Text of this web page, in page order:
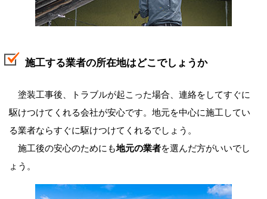
施工する業者の所在地はどこでしょうか
塗装工事後、トラブルが起こった場合、連絡をしてすぐに
駆けつけてくれる会社が安心です。地元を中心に施工してい
る業者ならすぐに駆けつけてくれるでしょう。
施工後の安心のためにも地元の業者を選んだ方がいいでし
ょう。